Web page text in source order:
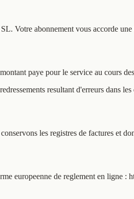
Votre abonnement vous accorde
paye pour le service au cours
resultant d'erreurs dans
les registres de factures et
europeenne de reglement en ligne :